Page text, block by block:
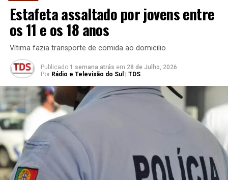
Estafeta assaltado por jovens entre
os 11 e os 18 anos
Vítima fazia transporte de comida ao domicilio
Publicado 1 semana atrás em 28 de Julho, 2026
Por Rádio e Televisão do Sul | TDS